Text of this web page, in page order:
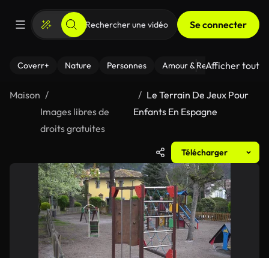
Se connecter
Coverr+ Nature Personnes Amour & Relations Le
Afficher tout
Maison
Images libres de
droits gratuites
Le Terrain De Jeux Pour
Enfants En Espagne
Télécharger